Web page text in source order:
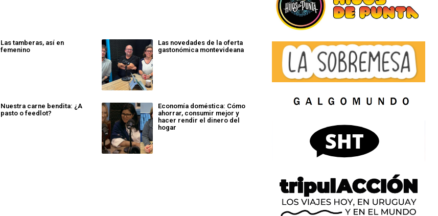
Las tamberas, así en
femenino
Las novedades de la oferta
gastonómica montevideana
Nuestra carne bendita: ¿A
pasto o feedlot?
Economía doméstica: Cómo
ahorrar, consumir mejor y
hacer rendir el dinero del
hogar